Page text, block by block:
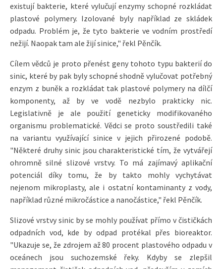
existují bakterie, které vylučují enzymy schopné rozkládat
plastové polymery. Izolované byly například ze skládek
odpadu. Problém je, že tyto bakterie ve vodním prostředí
nežijí. Naopak tam ale žijí sinice," řekl Pěnčík.
Cílem vědců je proto přenést geny tohoto typu bakterií do
sinic, které by pak byly schopné shodně vylučovat potřebný
enzym z buněk a rozkládat tak plastové polymery na dílčí
komponenty, až by ve vodě nezbylo prakticky nic.
Legislativně je ale použití geneticky modifikovaného
organismu problematické. Vědci se proto soustředili také
na variantu využívající sinice v jejich přirozené podobě.
"Některé druhy sinic jsou charakteristické tím, že vytvářejí
ohromně silné slizové vrstvy. To má zajímavý aplikační
potenciál díky tomu, že by takto mohly vychytávat
nejenom mikroplasty, ale i ostatní kontaminanty z vody,
například různé mikročástice a nanočástice," řekl Pěnčík.
Slizové vrstvy sinic by se mohly používat přímo v čističkách
odpadních vod, kde by odpad protékal přes bioreaktor.
"Ukazuje se, že zdrojem až 80 procent plastového odpadu v
oceánech jsou suchozemské řeky. Kdyby se zlepšil